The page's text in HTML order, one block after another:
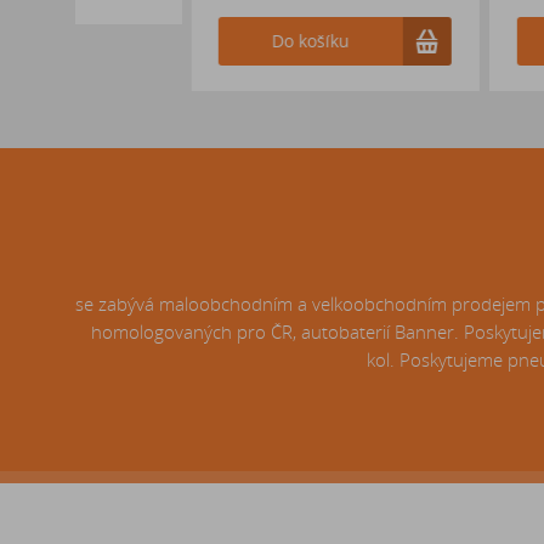
se zabývá maloobchodním a velkoobchodním prodejem
homologovaných pro ČR, autobaterií Banner.
kol. Poskytujeme